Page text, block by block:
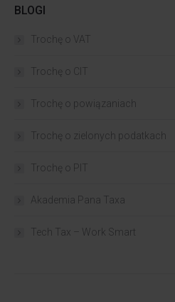
BLOGI
Trochę o VAT
Trochę o CIT
Trochę o powiązaniach​
Trochę o zielonych podatkach
Trochę o PIT
Akademia Pana Taxa
Tech Tax – Work Smart